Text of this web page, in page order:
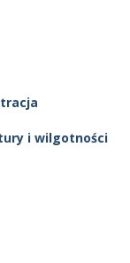
i wilgotności